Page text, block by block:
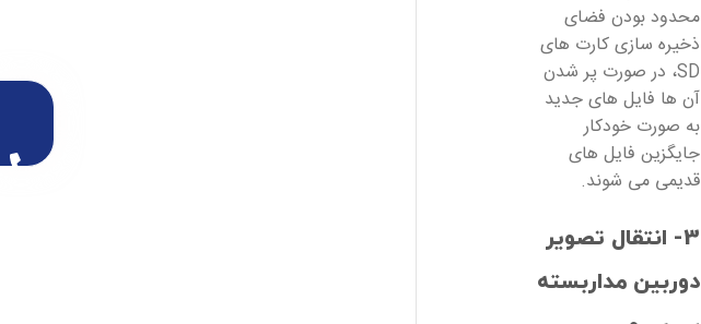
محدود بودن فضای
ذخیره سازی کارت های
SD، در صورت پر شدن
آن ها فایل های جدید
به صورت خودکار
جایگزین فایل های
قدیمی می شوند.
3- انتقال تصویر
دوربین مداربسته